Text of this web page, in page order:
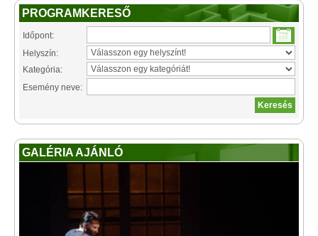
PROGRAMKERESŐ
Időpont:
Helyszín:
Kategória:
Esemény neve:
GALÉRIA AJÁNLÓ